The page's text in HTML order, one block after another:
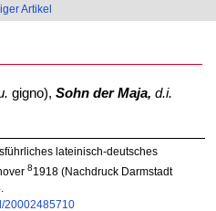
Artikel
gigno), Sohn der Maja, d.i.
lateinisch-deutsches
81918 (Nachdruck Darmstadt
20002485710